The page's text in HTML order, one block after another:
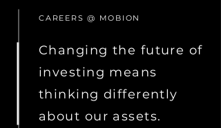
CAREERS @ MOBION
Changing the future of
investing means
thinking differently
about our assets.